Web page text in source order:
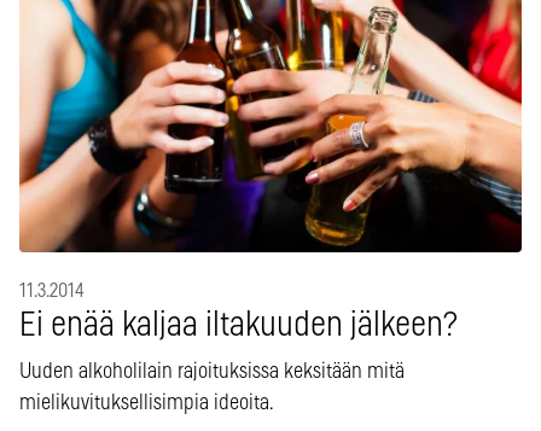
11.3.2014
Ei enää kaljaa iltakuuden jälkeen?
Uuden alkoholilain rajoituksissa keksitään mitä
mielikuvituksellisimpia ideoita.